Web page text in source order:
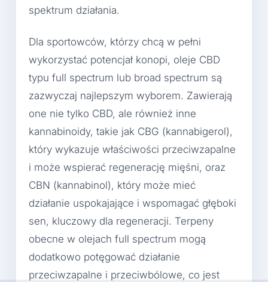
spektrum działania.
Dla sportowców, którzy chcą w pełni
wykorzystać potencjał konopi, oleje CBD
typu full spectrum lub broad spectrum są
zazwyczaj najlepszym wyborem. Zawierają
one nie tylko CBD, ale również inne
kannabinoidy, takie jak CBG (kannabigerol),
który wykazuje właściwości przeciwzapalne
i może wspierać regenerację mięśni, oraz
CBN (kannabinol), który może mieć
działanie uspokajające i wspomagać głęboki
sen, kluczowy dla regeneracji. Terpeny
obecne w olejach full spectrum mogą
dodatkowo potęgować działanie
przeciwzapalne i przeciwbólowe, co jest